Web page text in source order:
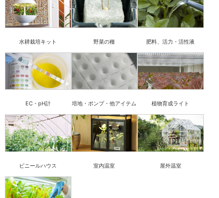
水耕栽培キット 野菜の種 肥料、活力・活性液
EC・pH計 培地・ポンプ・他アイテム 植物育成ライト
ビニールハウス 室内温室 屋外温室